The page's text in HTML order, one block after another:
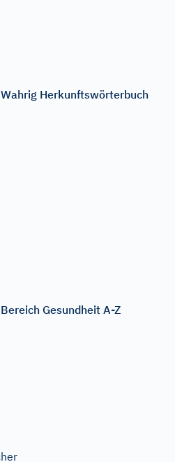
Herkunftswörterbuch
Gesundheit A-Z